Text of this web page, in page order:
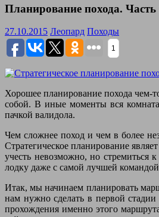
Планирование похода. Часть
27.10.2015 Леопард Походы
1
Хорошее планирование похода чем-
собой. В иные моменты вся
пачкой валидола.
Чем сложнее поход и чем в более
Стратегическое планирование
учесть невозможно, но стремиться
лодку даже с самой лучшей
Итак, мы начинаем планировать
нам нужно сделать в первой
прохождения именно этого